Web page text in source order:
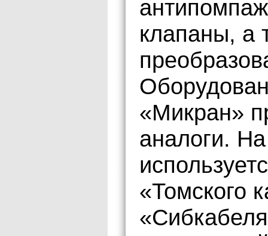
клапаны, а
«Микран»
аналоги.
«Томского